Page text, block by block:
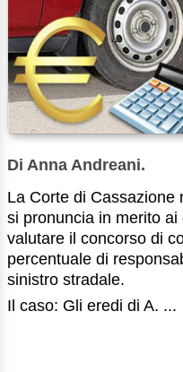
Di Anna Andreani.
La Corte di Cassazione
si pronuncia in merito
valutare il concorso di
percentuale di
sinistro stradale.
Il caso: Gli eredi di A. ...